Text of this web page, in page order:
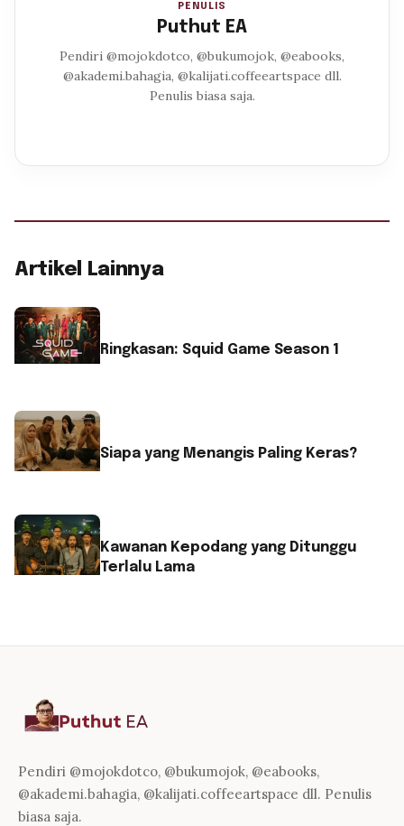
PENULIS
Puthut EA
Pendiri @mojokdotco, @bukumojok, @eabooks,
@akademi.bahagia, @kalijati.coffeeartspace dll.
Penulis biasa saja.
Artikel Lainnya
Ringkasan: Squid Game Season 1
Siapa yang Menangis Paling Keras?
Kawanan Kepodang yang Ditunggu
Terlalu Lama
Pendiri @mojokdotco, @bukumojok, @eabooks,
@akademi.bahagia, @kalijati.coffeeartspace dll. Penulis
biasa saja.